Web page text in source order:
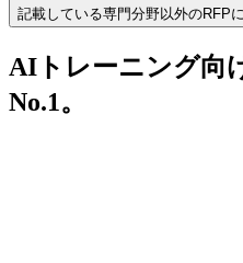
記載している専門分野以外のRFP
AIトレーニング向
No.1。